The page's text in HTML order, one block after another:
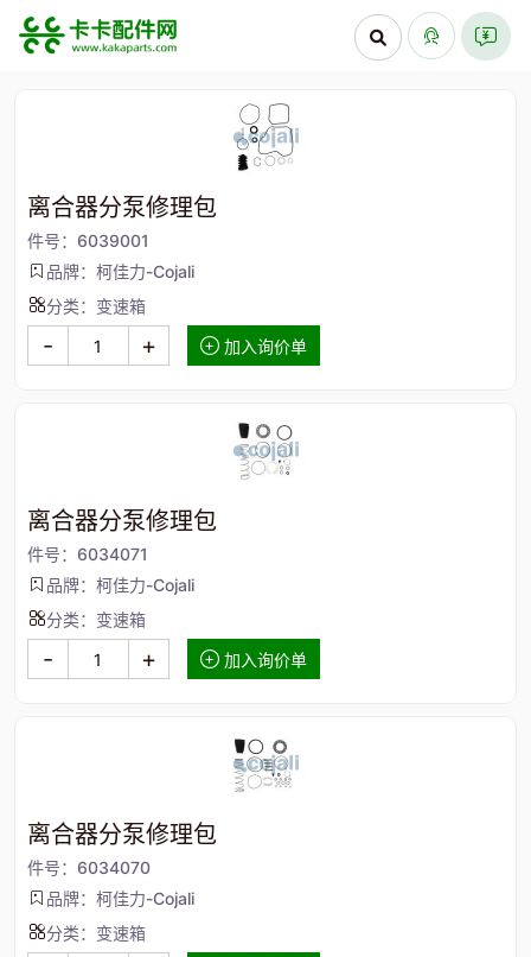
离合器分泵修理包
件号：6039001
品牌：柯佳力-Cojali
分类：变速箱
- + 加入询价单
离合器分泵修理包
件号：6034071
品牌：柯佳力-Cojali
分类：变速箱
- + 加入询价单
离合器分泵修理包
件号：6034070
品牌：柯佳力-Cojali
分类：变速箱